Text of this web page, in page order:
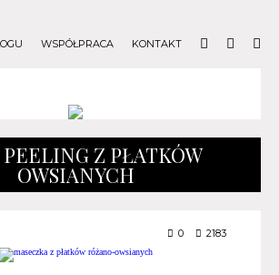
WSPÓŁPRACA KONTAKT
Z PŁATKÓW
OWSIANYCH
0 2183